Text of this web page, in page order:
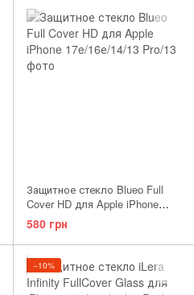
Защитное стекло Blueo Full
Cover HD для Apple iPhone
17e/16е/14/13 Pro/13
580 грн
−10%